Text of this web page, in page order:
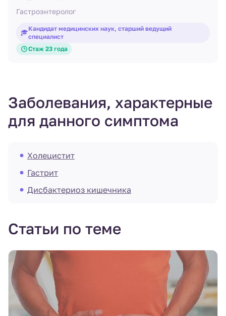
Гастроэнтеролог
Кандидат медицинских наук, старший ведущий
специалист
Стаж 23 года
Заболевания, характерные
для данного симптома
Холецистит
Гастрит
Дисбактериоз кишечника
Статьи по теме